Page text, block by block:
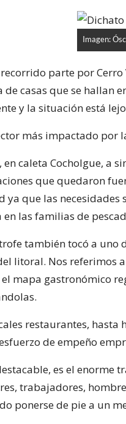
Imagen:
parte por Cerro
de casas que se hallan
y la situación está
más impactado por
en caleta Cocholgue, a
que quedaron
ya que las
las familias de
también tocó a uno
litoral. Nos referimos
mapa gastronómico
restaurantes,
de empeño
es el enorme
trabajadores,
ponerse de pie a un